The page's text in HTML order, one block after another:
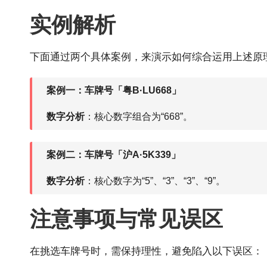
实例解析
下面通过两个具体案例，来演示如何综合运用上述原
案例一：车牌号「粤B·LU668」
数字分析：核心数字组合为“668”。
案例二：车牌号「沪A·5K339」
数字分析：核心数字为“5”、“3”、“3”、“9”。
注意事项与常见误区
在挑选车牌号时，需保持理性，避免陷入以下误区：